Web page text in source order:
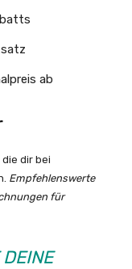
ab
dir bei
Empfehlenswerte
für